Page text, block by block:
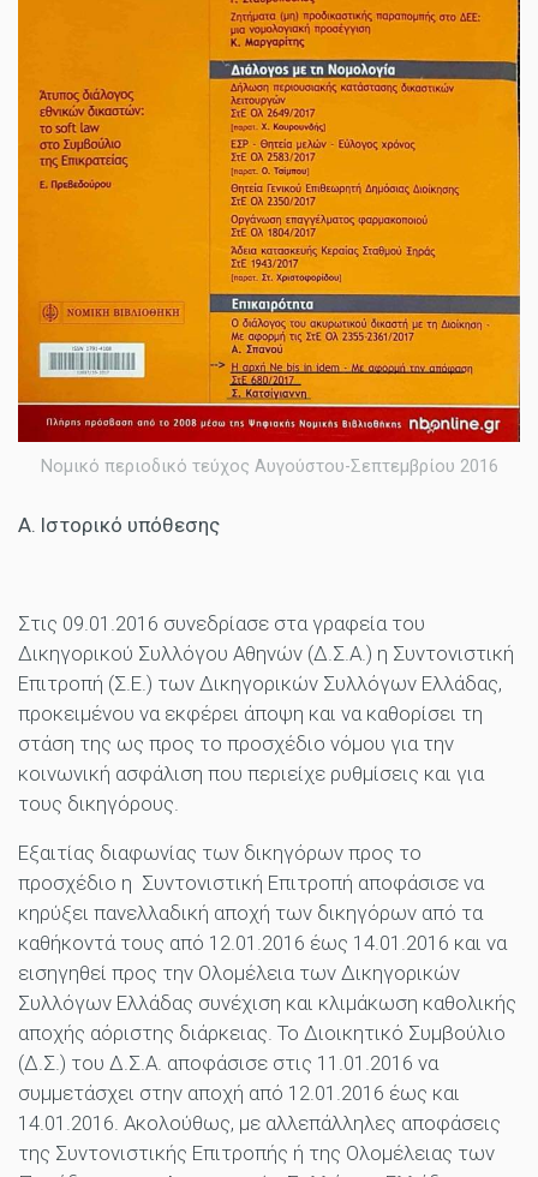
Νομικό περιοδικό τεύχος Αυγούστου-Σεπτεμβρίου 2016
Α. Ιστορικό υπόθεσης
Στις 09.01.2016 συνεδρίασε στα γραφεία του
Δικηγορικού Συλλόγου Αθηνών (Δ.Σ.Α.) η Συντονιστική
Επιτροπή (Σ.Ε.) των Δικηγορικών Συλλόγων Ελλάδας,
προκειμένου να εκφέρει άποψη και να καθορίσει τη
στάση της ως προς το προσχέδιο νόμου για την
κοινωνική ασφάλιση που περιείχε ρυθμίσεις και για
τους δικηγόρους.
Εξαιτίας διαφωνίας των δικηγόρων προς το
προσχέδιο η Συντονιστική Επιτροπή αποφάσισε να
κηρύξει πανελλαδική αποχή των δικηγόρων από τα
καθήκοντά τους από 12.01.2016 έως 14.01.2016 και να
εισηγηθεί προς την Ολομέλεια των Δικηγορικών
Συλλόγων Ελλάδας συνέχιση και κλιμάκωση καθολικής
αποχής αόριστης διάρκειας. Το Διοικητικό Συμβούλιο
(Δ.Σ.) του Δ.Σ.Α. αποφάσισε στις 11.01.2016 να
συμμετάσχει στην αποχή από 12.01.2016 έως και
14.01.2016. Ακολούθως, με αλλεπάλληλες αποφάσεις
της Συντονιστικής Επιτροπής ή της Ολομέλειας των